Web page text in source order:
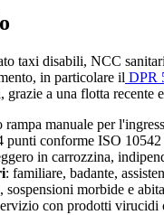
taxi disabili, NCC
in particolare il DPR
a una flotta recente
rampa manuale per
punti conforme ISO
in carrozzina,
: familiare, badante,
, sospensioni morbide e
con prodotti virucidi